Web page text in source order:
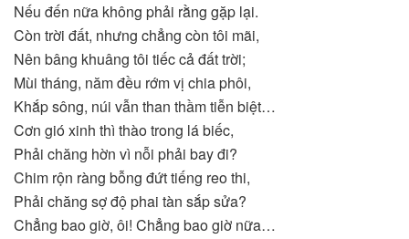
Nếu đến nữa không phải rằng gặp lại.
Còn trời đất, nhưng chẳng còn tôi mãi,
Nên bâng khuâng tôi tiếc cả đất trời;
Mùi tháng, năm đều rớm vị chia phôi,
Khắp sông, núi vẫn than thầm tiễn biệt…
Cơn gió xinh thì thào trong lá biếc,
Phải chăng hờn vì nỗi phải bay đi?
Chim rộn ràng bỗng đứt tiếng reo thi,
Phải chăng sợ độ phai tàn sắp sửa?
Chẳng bao giờ, ôi! Chẳng bao giờ nữa…